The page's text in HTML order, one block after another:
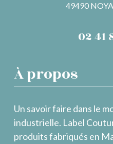
49490
02 41
À propos
Un savoir faire dans le
industrielle. Label
produits fabriqués en